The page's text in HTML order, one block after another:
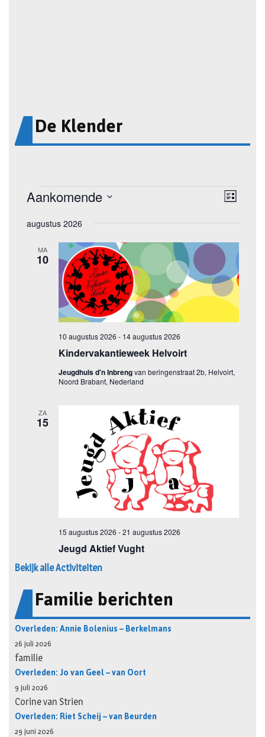
De Klender
Bekijk alle Activiteiten
Familie berichten
Overleden: Annie Bolenius – Berkelmans
26 juli 2026
familie
Overleden: Jo van Geel – van Oort
9 juli 2026
Corine van Strien
Overleden: Riet Scheij – van Beurden
29 juni 2026